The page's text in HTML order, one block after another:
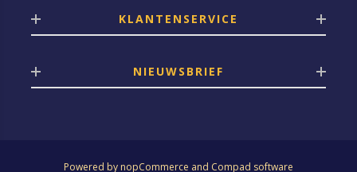
KLANTENSERVICE
NIEUWSBRIEF
Powered by nopCommerce and Compad software